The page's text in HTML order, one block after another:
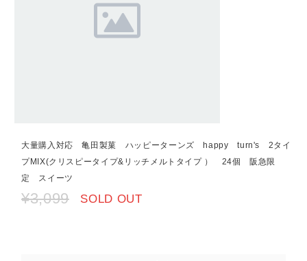
大量購入対応 亀田製菓 ハッピーターンズ happy turn's 2タイ
プMIX(クリスピータイプ&リッチメルトタイプ ） 24個 阪急限
定 スイーツ
¥3,099 SOLD OUT